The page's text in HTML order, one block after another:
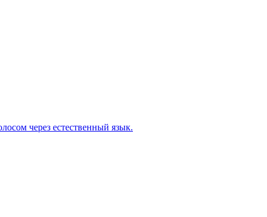
через естественный язык.